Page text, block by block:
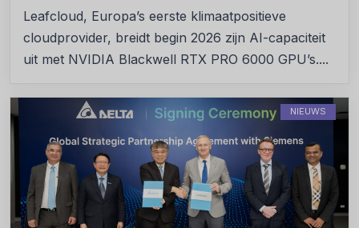
Leafcloud, Europa’s eerste klimaatpositieve
cloudprovider, breidt begin 2026 zijn AI-capaciteit
uit met NVIDIA Blackwell RTX PRO 6000 GPU’s....
NIEUWS